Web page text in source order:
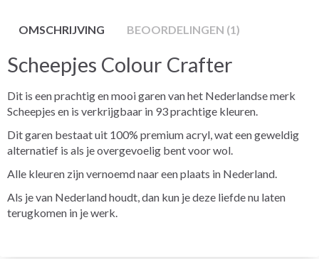
OMSCHRIJVING BEOORDELINGEN (1)
Scheepjes Colour Crafter
Dit is een prachtig en mooi garen van het Nederlandse merk
Scheepjes en is verkrijgbaar in 93 prachtige kleuren.
Dit garen bestaat uit 100% premium acryl, wat een geweldig
alternatief is als je overgevoelig bent voor wol.
Alle kleuren zijn vernoemd naar een plaats in Nederland.
Als je van Nederland houdt, dan kun je deze liefde nu laten
terugkomen in je werk.